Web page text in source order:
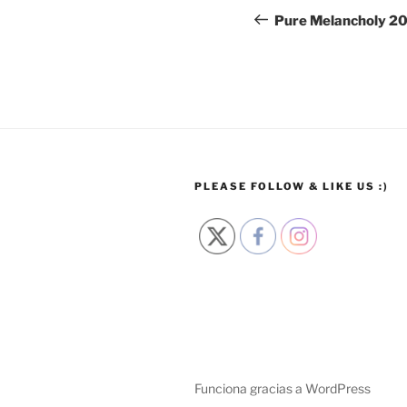
de
anterior:
Pure Melancholy
PLEASE FOLLOW & LIKE US :)
Funciona gracias a WordPress